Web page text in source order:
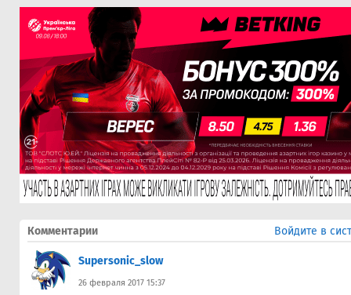
Комментарии Войдите в
Supersonic_slow
26 февраля 2017 15:37